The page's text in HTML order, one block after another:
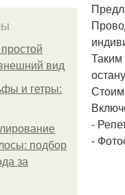
вид
и гетры:
подбор
за
Таким
-
-